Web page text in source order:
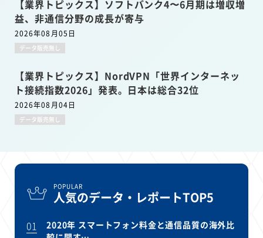
【業界トピックス】ソフトバンク4〜6月期は増収増
益、非通信分野の成長が寄与
2026年08月05日
データ販売無し
【業界トピックス】NordVPN「世界インターネッ
ト接続指数2026」発表。日本は総合32位
2026年08月04日
データ販売無し
POPULAR
人気のデータ・レポートTOP5
01
2020年 スマートフォン料金と通信品質の海外比